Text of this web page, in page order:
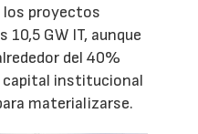
los proyectos
GW IT, aunque
del 40%
capital institucional
materializarse.